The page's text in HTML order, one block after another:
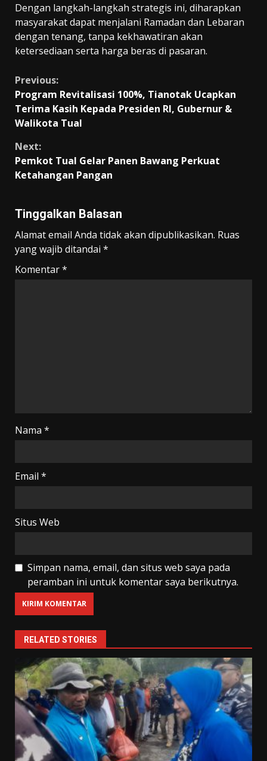
Dengan langkah-langkah strategis ini, diharapkan
masyarakat dapat menjalani Ramadan dan Lebaran
dengan tenang, tanpa kekhawatiran akan
ketersediaan serta harga beras di pasaran.
Continue
Reading
Previous:
Program Revitalisasi 100%, Tianotak Ucapkan
Terima Kasih Kepada Presiden RI, Gubernur &
Walikota Tual
Next:
Pemkot Tual Gelar Panen Bawang Perkuat
Ketahangan Pangan
Tinggalkan Balasan
Alamat email Anda tidak akan dipublikasikan. Ruas
yang wajib ditandai *
Komentar*
Nama *
Email *
Situs Web
Simpan nama, email, dan situs web saya pada
peramban ini untuk komentar saya berikutnya.
RELATED STORIES